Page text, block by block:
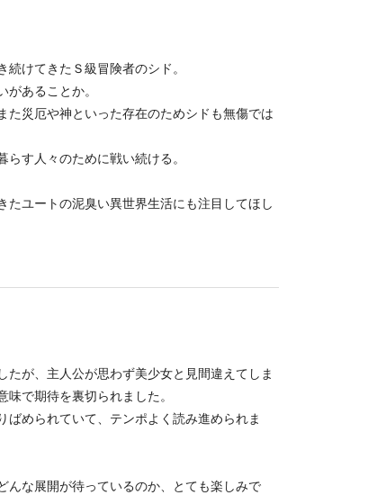
けてきたＳ級冒険者のシド。
あることか。
災厄や神といった存在のためシドも無傷では
す人々のために戦い続ける。
ユートの泥臭い異世界生活にも注目してほし
たが、主人公が思わず美少女と見間違えてしま
で期待を裏切られました。
められていて、テンポよく読み進められま
んな展開が待っているのか、とても楽しみで